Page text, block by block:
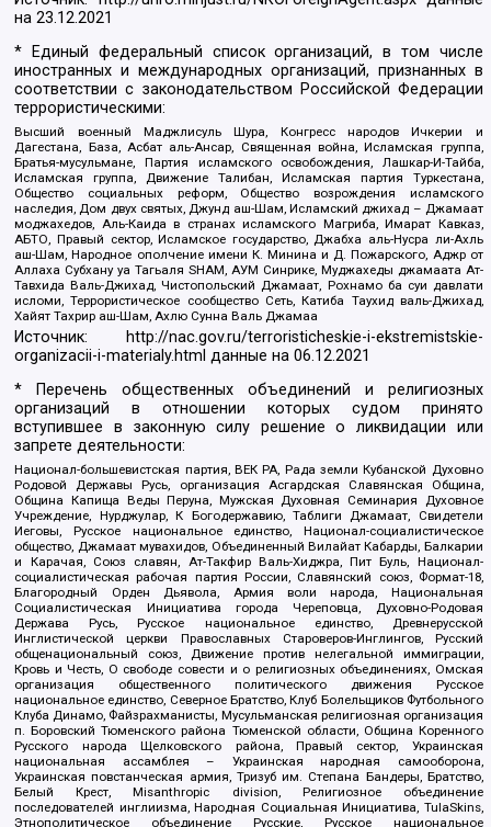
на23.12.2021
* Единый федеральный список организаций, в том числе
иностранных и международных организаций, признанных в
соответствии с законодательством Российской Федерации
террористическими:
Высший военный Маджлисуль Шура, Конгресс народов Ичкерии и
Дагестана, База, Асбат аль-Ансар, Священная война, Исламская группа,
Братья-мусульмане, Партия исламского освобождения, Лашкар-И-Тайба,
Исламская группа, Движение Талибан, Исламская партия Туркестана,
Общество социальных реформ, Общество возрождения исламского
наследия, Дом двух святых, Джунд аш-Шам, Исламский джихад – Джамаат
моджахедов, Аль-Каида в странах исламского Магриба, Имарат Кавказ,
АБТО, Правый сектор, Исламское государство, Джабха аль-Нусра ли-Ахль
аш-Шам, Народное ополчение имени К. Минина и Д. Пожарского, Аджр от
Аллаха Субхану уа Тагьаля SHAM, АУМ Синрике, Муджахеды джамаата Ат-
Тавхида Валь-Джихад, Чистопольский Джамаат, Рохнамо ба суи давлати
исломи, Террористическое сообщество Сеть, Катиба Таухид валь-Джихад,
Хайят Тахрир аш-Шам, Ахлю Сунна Валь Джамаа
Источник:
http://nac.gov.ru/terroristicheskie-i-ekstremistskie-
organizacii-i-materialy.html данные на06.12.2021
* Перечень общественных объединений и религиозных
организаций в отношении которых судом принято
вступившее в законную силу решение о ликвидации или
запрете деятельности:
Национал-большевистская партия, ВЕК РА, Рада земли Кубанской Духовно
Родовой Державы Русь, организация Асгардская Славянская Община,
Община Капища Веды Перуна, Мужская Духовная Семинария Духовное
Учреждение, Нурджулар, К Богодержавию, Таблиги Джамаат, Свидетели
Иеговы, Русское национальное единство, Национал-социалистическое
общество, Джамаат мувахидов, Объединенный Вилайат Кабарды, Балкарии
и Карачая, Союз славян, Ат-Такфир Валь-Хиджра, Пит Буль, Национал-
социалистическая рабочая партия России, Славянский союз, Формат-18,
Благородный Орден Дьявола, Армия воли народа, Национальная
Социалистическая Инициатива города Череповца, Духовно-Родовая
Держава Русь, Русское национальное единство, Древнерусской
Инглистической церкви Православных Староверов-Инглингов, Русский
общенациональный союз, Движение против нелегальной иммиграции,
Кровь и Честь, О свободе совести и о религиозных объединениях, Омская
организация общественного политического движения Русское
национальное единство, Северное Братство, Клуб Болельщиков Футбольного
Клуба Динамо, Файзрахманисты, Мусульманская религиозная организация
п. Боровский Тюменского района Тюменской области, Община Коренного
Русского народа Щелковского района, Правый сектор, Украинская
национальная ассамблея – Украинская народная самооборона,
Украинская повстанческая армия, Тризуб им. Степана Бандеры, Братство,
Белый Крест, Misanthropic division, Религиозное объединение
последователей инглиизма, Народная Социальная Инициатива, TulaSkins,
Этнополитическое объединение Русские, Русское национальное